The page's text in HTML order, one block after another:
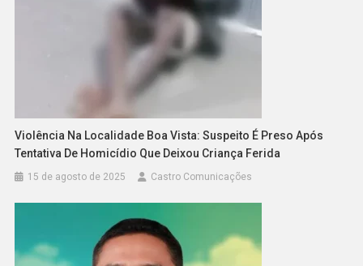
Violência Na Localidade Boa Vista: Suspeito É Preso Após
Tentativa De Homicídio Que Deixou Criança Ferida
15 de agosto de 2025 Castro Comunicações